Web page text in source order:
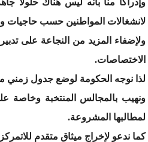
لانشغالات المواطنين حسب
ولإضفاء المزيد من النجاعة على
الاختصاصات.
لذا نوجه الحكومة لوضع جدول زمني
ونهيب بالمجالس المنتخبة وخاصة
لمطالبها المشروعة.
كما ندعو لإخراج ميثاق متقدم